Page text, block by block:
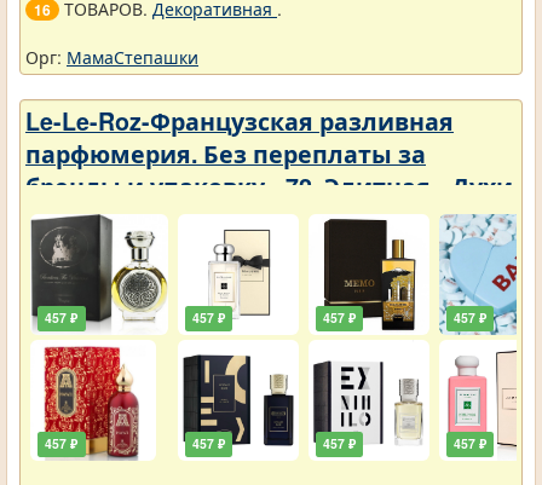
16 ТОВАРОВ. Декоративная .
Орг: МамаСтепашки
Le-Le-Roz-Французская разливная
парфюмерия. Без переплаты за
бренды и упаковку - 72. Элитная - Духи
3 ml
457 ₽
457 ₽
457 ₽
457 ₽
457 ₽
457 ₽
457 ₽
457 ₽